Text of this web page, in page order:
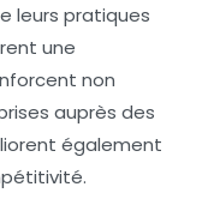
leurs pratiques
une
non
auprès des
également
.